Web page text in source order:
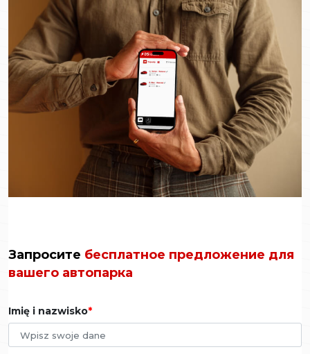
Запросите бесплатное предложение для
вашего автопарка
Imię i nazwisko